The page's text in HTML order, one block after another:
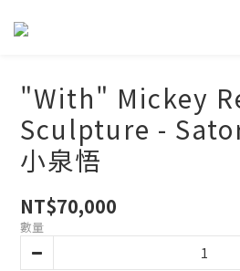
"With" Mickey
Sculpture -
小泉悟
NT$70,000
數量